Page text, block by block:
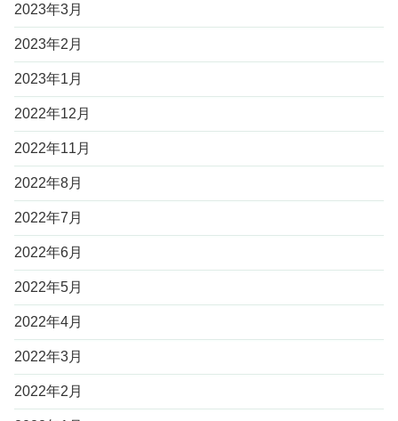
2023年3月
2023年2月
2023年1月
2022年12月
2022年11月
2022年8月
2022年7月
2022年6月
2022年5月
2022年4月
2022年3月
2022年2月